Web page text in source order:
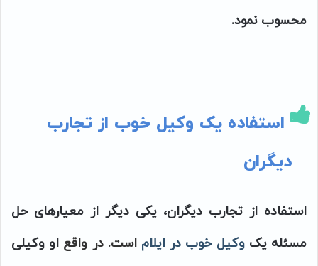
محسوب نمود.
استفاده یک وکیل خوب از تجارب
دیگران
استفاده از تجارب دیگران، یکی دیگر از معیارهای حل
مسئله یکوکیل خوب در ایلاماست. در واقع او وکیلی